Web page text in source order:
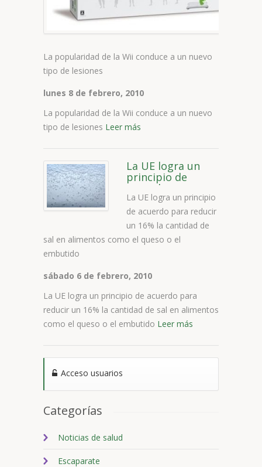
La popularidad de la Wii conduce a un nuevo
tipo de lesiones
lunes 8 de febrero, 2010
La popularidad de la Wii conduce a un nuevo
tipo de lesiones Leer más
La UE logra un
principio de
acuerdo para
reducir un 16% la
cantidad de sal en
alimentos como
el queso o el
embutido
La UE logra un principio
de acuerdo para reducir
un 16% la cantidad de
sal en alimentos como el queso o el
embutido
sábado 6 de febrero, 2010
La UE logra un principio de acuerdo para
reducir un 16% la cantidad de sal en alimentos
como el queso o el embutido Leer más
Acceso usuarios
Categorías
Noticias de salud
Escaparate